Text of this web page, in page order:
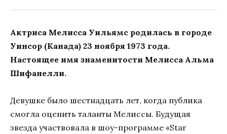
Актриса Мелисса Уильямс родилась в городе
Уинсор (Канада) 23 ноября 1973 года.
Настоящее имя знаменитости Мелисса Альма
Шифанелли.
Девушке было шестнадцать лет, когда публика
смогла оценить таланты Мелиссы. Будущая
звезда участвовала в шоу-программе «Star